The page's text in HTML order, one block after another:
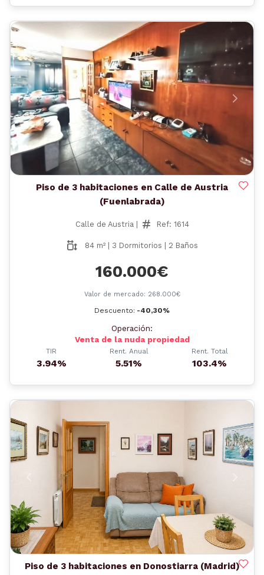
Anterior
Piso de 3 habitaciones en Calle de Austria
(Fuenlabrada)
Calle de Austria | Ref: 1614
84 m² | 3 Dormitorios | 2 Baños
160.000€
Valor de mercado: 268.000€
Descuento: -40,30%
Operación:
Venta de la nuda propiedad
TIR
3.94%
Rent. Anual
5.51%
Rent. Total
103.4%
Piso de 3 habitaciones en Donostiarra (Madrid)